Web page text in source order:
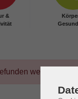
&
werden.